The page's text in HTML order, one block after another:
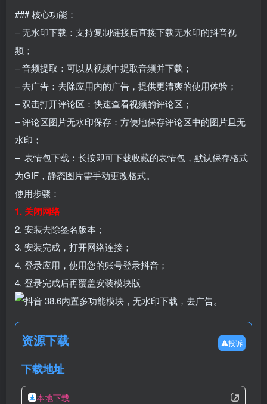
### 核心功能：
– 无水印下载：支持复制链接后直接下载无水印的抖音视
频；
– 音频提取：可以从视频中提取音频并下载；
– 去广告：去除应用内的广告，提供更清爽的使用体验；
– 双击打开评论区：快速查看视频的评论区；
– 评论区图片无水印保存：方便地保存评论区中的图片且无
水印；
– 表情包下载：长按即可下载收藏的表情包，默认保存格式
为GIF，静态图片需手动更改格式。
使用步骤：
1. 关闭网络
2. 安装去除签名版本；
3. 安装完成，打开网络连接；
4. 登录应用，使用您的账号登录抖音；
4. 登录完成后再覆盖安装模块版
资源下载 投诉
下载地址
本地下载